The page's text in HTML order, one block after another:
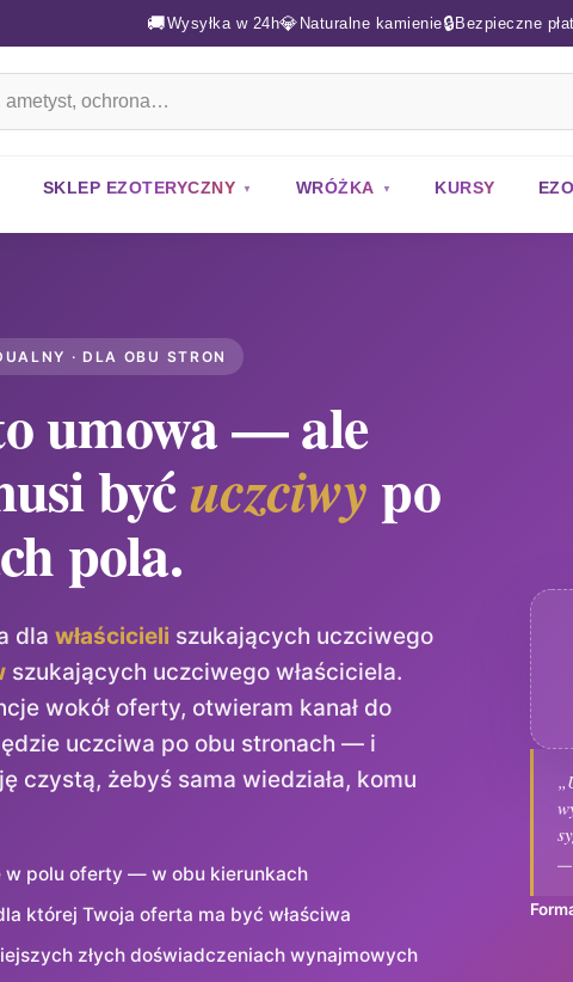
🚚Wysyłka w 24h💎 Naturalne kamienie🔒 Bezpieczne
SKLEP EZOTERYCZNY WRÓŻKA KURSY
· DLA OBU STRON
umowa — ale
byćuczciwypo
pola.
dla właścicieli szukających uczciwego
szukających uczciwego właściciela.
wokół oferty, otwieram kanał do
uczciwa po obu stronach — i
czystą, żebyś sama wiedziała, komu
w polu oferty — w obu kierunkach
której Twoja oferta ma być właściwa
złych doświadczeniach wynajmowych
—